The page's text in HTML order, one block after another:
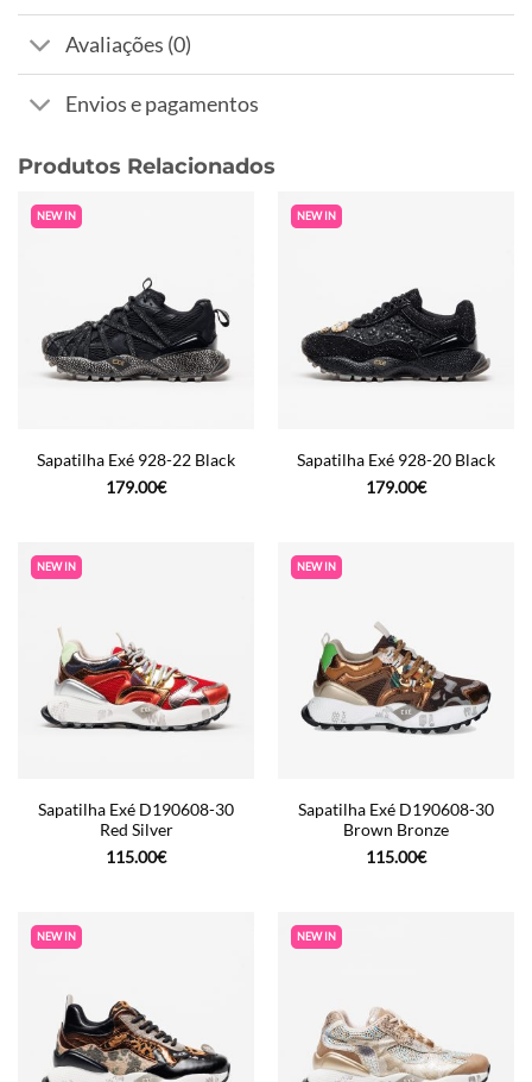
Avaliações (0)
Envios e pagamentos
Produtos Relacionados
NEW IN
Sapatilha Exé 928-22 Black
179.00€
NEW IN
Sapatilha Exé 928-20 Black
179.00€
NEW IN
Sapatilha Exé D190608-30
Red Silver
115.00€
NEW IN
Sapatilha Exé D190608-30
Brown Bronze
115.00€
NEW IN NEW IN